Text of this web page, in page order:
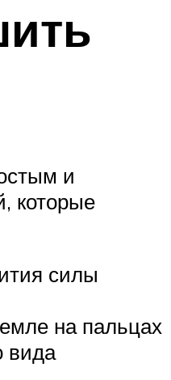
и
которые
силы
на пальцах
вида